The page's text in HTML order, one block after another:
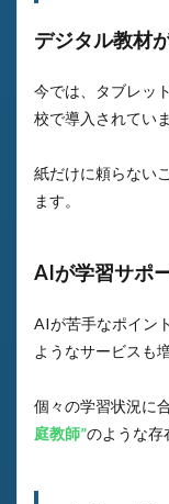
デジタル教材
今では、タブレッ
校で導入されていま
紙だけに頼らない
ます。
AIが学習サポ
AIが苦手なポイン
ようなサービスも
個々の学習状況に
庭教師”のような存